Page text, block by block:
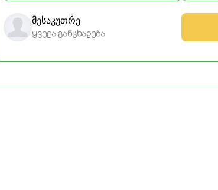
მესაკუთრე
ყველა განცხადება